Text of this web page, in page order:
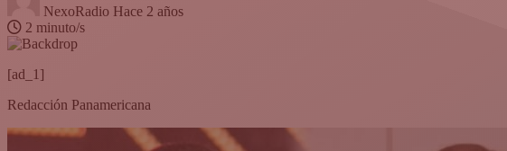
NexoRadio Hace 2 años
2 minuto/s
[ad_1]
Redacción Panamericana